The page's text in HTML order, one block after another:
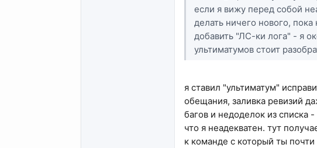
если я вижу перед собой
делать ничего нового,
добавить "ЛС-ки лога" - я
ультиматумов стоит
я ставил "ультиматум"
обещания, заливка ревизий
багов и недоделок из списка
что я неадекватен. тут
к команде с который ты